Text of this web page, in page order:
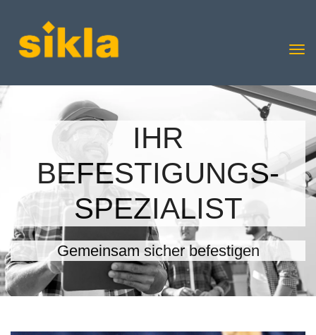
IHR
BEFESTIGUNGS-
SPEZIALIST
Gemeinsam sicher befestigen